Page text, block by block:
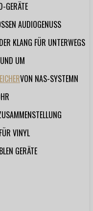
GERÄTE
AUDIOGENUSS
DER KLANG FÜR UNTERWEGS
UM
VON NAS-SYSTEMN
VINYL
GERÄTE